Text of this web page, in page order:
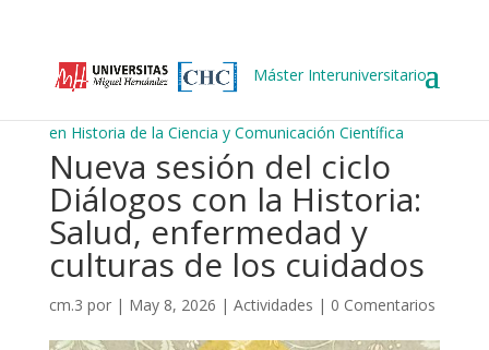
Máster Interuniversitario
en Historia de la Ciencia y Comunicación Científica
Nueva sesión del ciclo
Diálogos con la Historia:
Salud, enfermedad y
culturas de los cuidados
cm.3 por | May 8, 2026 | Actividades | 0 Comentarios